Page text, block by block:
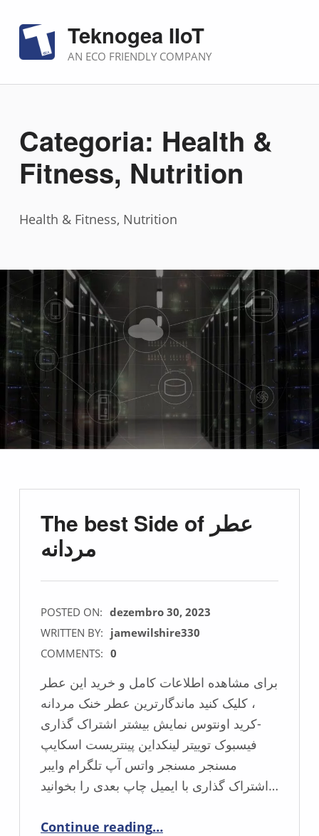
Teknogea IIoT
AN ECO FRIENDLY COMPANY
Categoria: Health &
Fitness, Nutrition
Health & Fitness, Nutrition
The best Side of عطر
مردانه
POSTED ON: dezembro 30, 2023
WRITTEN BY: jamewilshire330
COMMENTS: 0
برای مشاهده اطلاعات کامل و خرید این عطر
، کلیک کنید ماندگارترین عطر خنک مردانه
-کرید اونتوس نمایش بیشتر اشتراک گذاری
فیسبوک توییتر لینکداین پینتریست اسکایپ
مسنجر مسنجر واتس آپ تلگرام وایبر
اشتراک گذاری با ایمیل چاپ بعدی را بخوانید…
Continue reading…